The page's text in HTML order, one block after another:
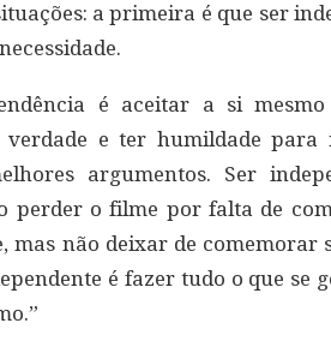
a primeira é que ser
é aceitar a si
e ter humildade para
argumentos. Ser
perder o filme por falta de
não deixar de comemorar
é fazer tudo o que se